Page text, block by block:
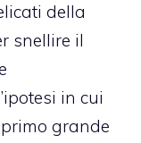
della
snellire il
in cui
grande